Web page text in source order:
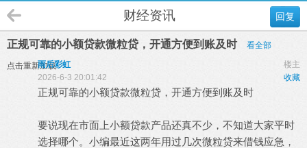
回复
财经资讯
正规可靠的小额贷款微粒贷，开通方便到账及时 看全部
点击重新加载 楼主
雨后彩虹
收藏
2026-6-3 20:01:42
正规可靠的小额贷款微粒贷，开通方便到账及时
要说现在市面上小额贷款产品还真不少，不知道大家平时
选择哪个。小编最近这两年用过几次微粒贷来借钱应急，